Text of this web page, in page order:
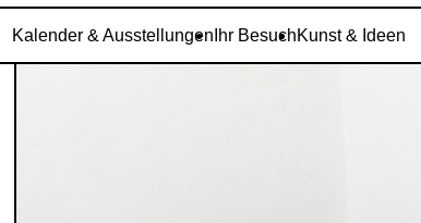
Kalender & Ausstellungen Ihr BesuchKunst & Ideen